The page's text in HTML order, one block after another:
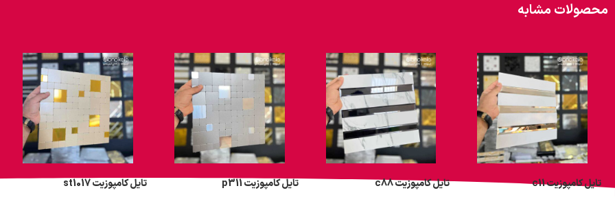
محصولات مشابه
تایل کامپوزیت c11 تایل کامپوزیت c88 تایل کامپوزیت p311 تایل کامپوزیت st1017